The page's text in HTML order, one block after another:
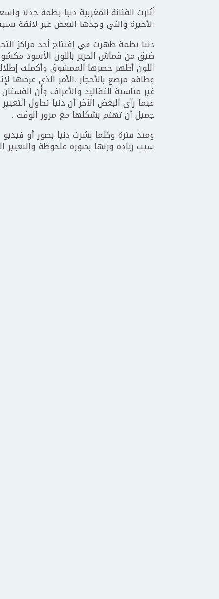
أثارت الفنانة المغربية دنيا بطمة جدلا
الأخيرة والتي وجدها البعض غير لائقة
دنيا بطمة ظهرت في إفتتاح أحد مراكز
ضيق من قماش الحرير باللون الأسود
اللون أظهر خصرها الممشوق وأكملت
وطاقم مرصع بالأحجار .الأمر الذي عرضها
غير مناسبة للتقاليد والأعراف وأن
فيما رآى البعض الآخر أن دنيا تحاول
جميل أن تهتم بشكلها مع مرور الوقت .
ومنذ فترة وكلما نشرت دنيا بصور أو
سبب زيادة وزنها بصورة ملحوظة